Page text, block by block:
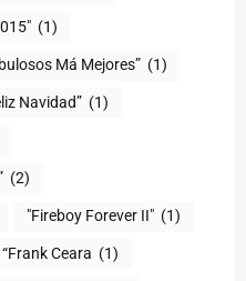
(1)
Má Mejores” (1)
Navidad” (1)
(2)
"Fireboy Forever II" (1)
“Frank Ceara (1)